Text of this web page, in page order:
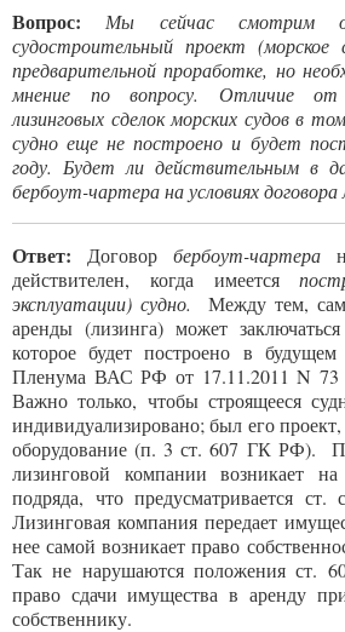
Вопрос:
Мы сейчас смотрим
судостроительный проект
предварительной проработке, но
мнение по вопросу. Отличие от
лизинговых сделок морских судов в
судно еще не построено и будет
году. Будет ли действительным в
бербоут-чартера на условиях договора
Ответ: Договор бербоут-чартера
действителен, когда имеется
эксплуатации) судно. Между тем, сам
аренды (лизинга) может
которое будет построено в
Пленума ВАС РФ от 17.11.2011 N 73
Важно только, чтобы строящееся
индивидуализировано; был его
оборудование (п. 3 ст. 607 ГК РФ).
лизинговой компании возникает
подряда, что предусматривается
Лизинговая компания передает
нее самой возникает право
Так не нарушаются положения ст.
право сдачи имущества в аренду
собственнику.